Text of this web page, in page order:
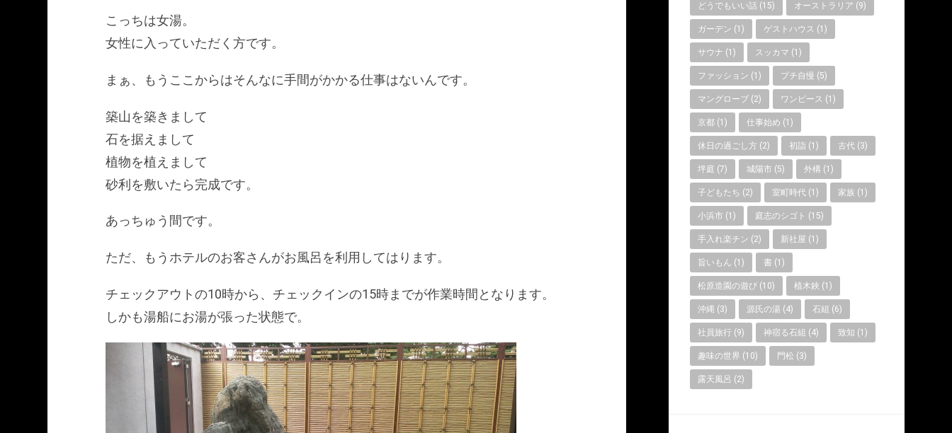
こっちは女湯。
女性に入っていただく方です。
まぁ、もうここからはそんなに手間がかかる仕事はないんです。
築山を築きまして
石を据えまして
植物を植えまして
砂利を敷いたら完成です。
あっちゅう間です。
ただ、もうホテルのお客さんがお風呂を利用してはります。
チェックアウトの10時から、チェックインの15時までが作業時間となります。
しかも湯船にお湯が張った状態で。
どうでもいい話 (15) オーストラリア (9)
ガーデン (1) ゲストハウス (1)
サウナ (1) スッカマ (1)
ファッション (1) プチ自慢 (5)
マングローブ (2) ワンピース (1)
京都 (1) 仕事始め (1)
休日の過ごし方 (2) 初詣 (1) 古代 (3)
坪庭 (7) 城陽市 (5) 外構 (1)
子どもたち (2) 室町時代 (1) 家族 (1)
小浜市 (1) 庭志のシゴト (15)
手入れ楽チン (2) 新社屋 (1)
旨いもん (1) 書 (1)
松原造園の遊び (10) 植木鋏 (1)
沖縄 (3) 源氏の湯 (4) 石組 (6)
社員旅行 (9) 神宿る石組 (4) 致知 (1)
趣味の世界 (10) 門松 (3)
露天風呂 (2)